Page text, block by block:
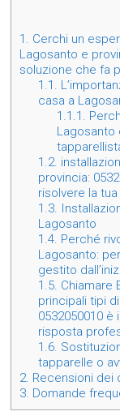
1. Cerchi un
Lagosanto e
soluzione che fa
1.1.
casa a
1.1.1.
Lagosanto
1.2.
provincia:
risolvere la
1.3.
Lagosanto
1.4. Perché
Lagosanto:
gestito
1.5. Chiamare
principali tipi
0532050010
risposta
1.6.
tapparelle o
2. Recensioni dei
3. Domande